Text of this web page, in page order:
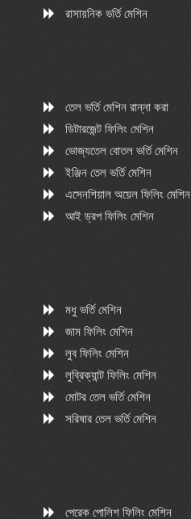
রাসায়নিক ভর্তি মেশিন
তেল ভর্তি মেশিন রান্না করা
ডিটারজেন্ট ফিলিং মেশিন
ভোজ্যতেল বোতল ভর্তি মেশিন
ইঞ্জিন তেল ভর্তি মেশিন
এসেনশিয়াল অয়েল ফিলিং মেশিন
আই ড্রপ ফিলিং মেশিন
মধু ভর্তি মেশিন
জাম ফিলিং মেশিন
লুব ফিলিং মেশিন
লুব্রিক্যান্ট ফিলিং মেশিন
মোটর তেল ভর্তি মেশিন
সরিষার তেল ভর্তি মেশিন
পেরেক পোলিশ ফিলিং মেশিন